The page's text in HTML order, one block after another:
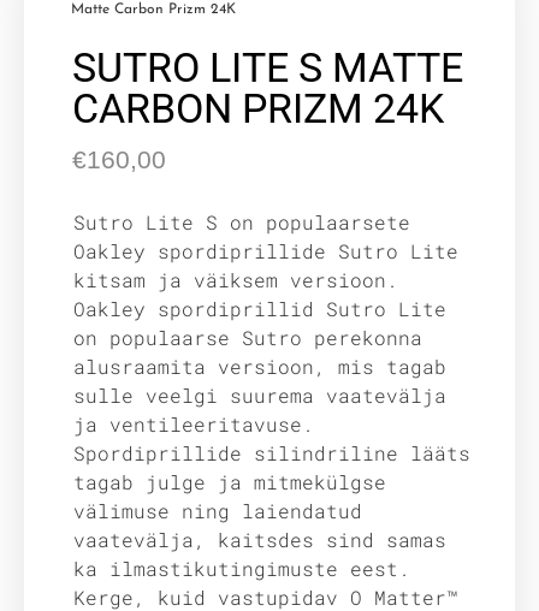
Matte Carbon Prizm 24K
SUTRO LITE S MATTE
CARBON PRIZM 24K
€160,00
Sutro Lite S on populaarsete
Oakley spordiprillide Sutro Lite
kitsam ja väiksem versioon.
Oakley spordiprillid Sutro Lite
on populaarse Sutro perekonna
alusraamita versioon, mis tagab
sulle veelgi suurema vaatevälja
ja ventileeritavuse.
Spordiprillide silindriline lääts
tagab julge ja mitmekülgse
välimuse ning laiendatud
vaatevälja, kaitsdes sind samas
ka ilmastikutingimuste eest.
Kerge, kuid vastupidav O Matter™